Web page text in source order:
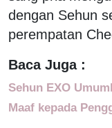
dengan Sehun
perempatan
Baca Juga :
Sehun EXO
Maaf kepada